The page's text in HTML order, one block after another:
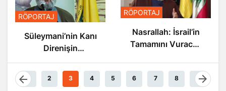
RÖPORTAJ
Süleymani’nin Kanı
Direnişin
Akıyor
RÖPORTAJ
Nasrallah: İsrail’in
Tamamını Vuracak
1 2 3 4 5 6 7 8 9